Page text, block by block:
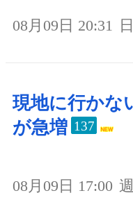
08月09日 20:31
現地に行かな
が急増 137
08月09日 17:00